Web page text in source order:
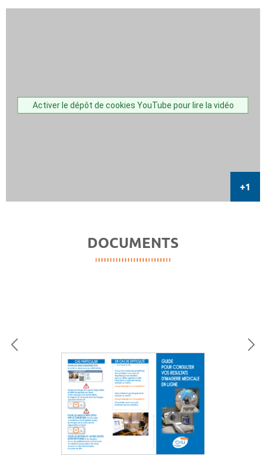
Activer le dépôt de cookies YouTube pour lire la vidéo
DOCUMENTS